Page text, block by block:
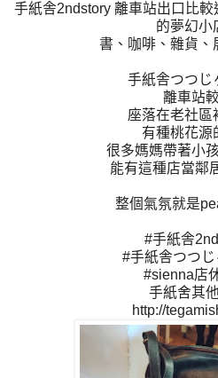
手紙舎2ndstory 離車站出口比
的夢幻小
書、咖啡、雜貨、
手紙舎つつじ
離車站
座落在老社區
有種桃花源
很多媽媽帶著小
能有這種店當鄰
整個氣氛就是
#手紙舎
#手紙舎つつ
#sienna店
手紙舍其
http://